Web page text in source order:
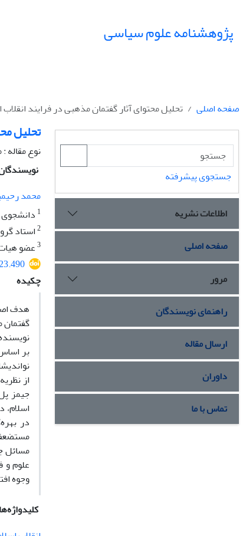
پژوهشنامه علوم سیاسی
صفحه اصلی تحلیل محتوای آثار گفتمان مذهبی در فرایند
تحلیل
نوع مقاله
محمد
1
2استاد
3عضو
چکیده
هدف
گفتمان
بر
از
جیمز
در
مسائل
علوم
وجوه
کلیدواژه‌ها
جستجوی پیشرفته
اطلاعات نشریه
صفحه اصلی
مرور
راهنمای نویسندگان
ارسال مقاله
داوران
تماس با ما